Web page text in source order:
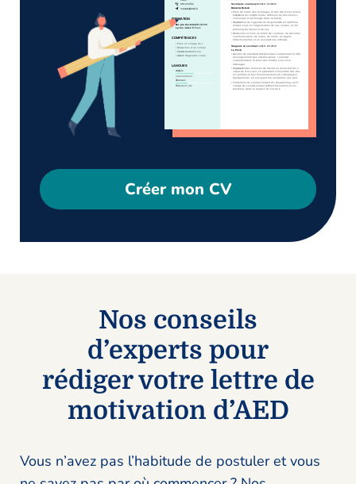
Créer mon CV
Nos conseils
d’experts pour
rédiger votre lettre de
motivation d’AED
Vous n’avez pas l’habitude de postuler et vous